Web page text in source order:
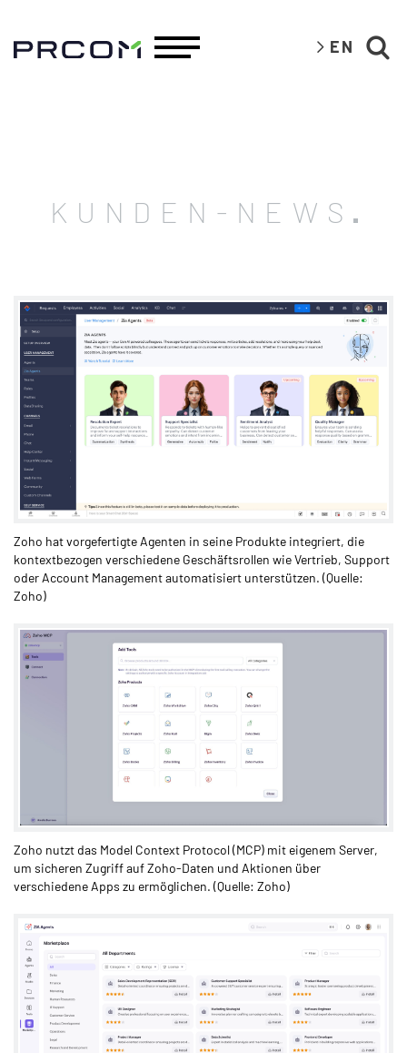
EN
KUNDEN-NEWS
Zoho hat vorgefertigte Agenten in seine Produkte integriert, die
kontextbezogen verschiedene Geschäftsrollen wie Vertrieb, Support
oder Account Management automatisiert unterstützen. (Quelle:
Zoho)
Zoho nutzt das Model Context Protocol (MCP) mit eigenem Server,
um sicheren Zugriff auf Zoho-Daten und Aktionen über
verschiedene Apps zu ermöglichen. (Quelle: Zoho)